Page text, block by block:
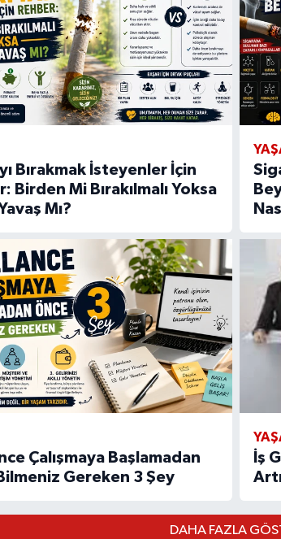
Bırakmak İsteyenler İçin
Birden Mi Bırakılmalı Yoksa
Mı?
Çalışmaya Başlamadan
Gereken 3 Şey
İş
DAHA FAZLA